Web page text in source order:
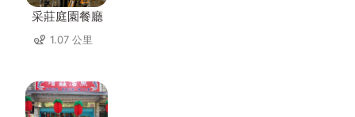
采莊庭園餐廳
1.07 公里